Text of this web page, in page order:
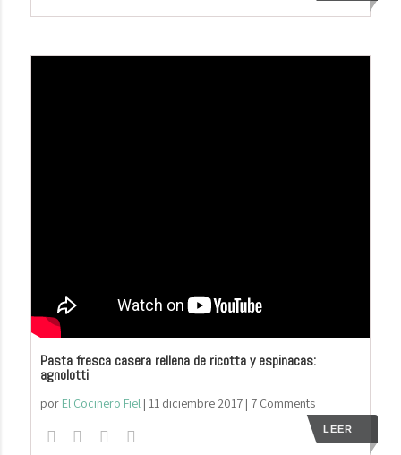
Pasta fresca casera rellena de ricotta y espinacas:
agnolotti
por El Cocinero Fiel| 11 diciembre 2017| 7 Comments
LEER